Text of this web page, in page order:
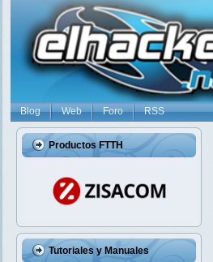
Blog Web Foro RSS
Productos FTTH
Tutoriales y Manuales